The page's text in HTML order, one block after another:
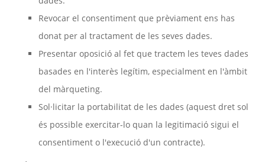
Revocar el consentiment que prèviament ens has
donat per al tractament de les seves dades.
Presentar oposició al fet que tractem les teves dades
basades en l'interès legítim, especialment en l'àmbit
del màrqueting.
Sol·licitar la portabilitat de les dades (aquest dret sol
és possible exercitar-lo quan la legitimació sigui el
consentiment o l'execució d'un contracte).